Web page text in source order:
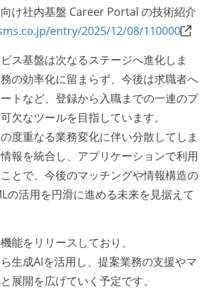
け社内基盤 Career Portal の技術紹介
entry/2025/12/08/110000
ス基盤は次なるステージへ進化しま
の効率化に留まらず、今後は求職者へ
トなど、登録から入職までの一連のプ
欠なツールを目指しています。
度重なる業務変化に伴い分散してしま
報を統合し、アプリケーションで利用
とで、今後のマッチングや情報構造の
の活用を円滑に進める未来を見据えて
能をリリースしており、
生成AIを活用し、提案業務の支援やマ
展開を広げていく予定です。